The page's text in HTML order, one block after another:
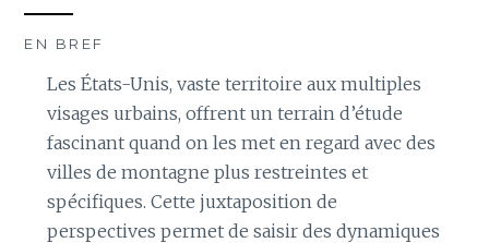
EN BREF
Les États-Unis, vaste territoire aux multiples
visages urbains, offrent un terrain d’étude
fascinant quand on les met en regard avec des
villes de montagne plus restreintes et
spécifiques. Cette juxtaposition de
perspectives permet de saisir des dynamiques